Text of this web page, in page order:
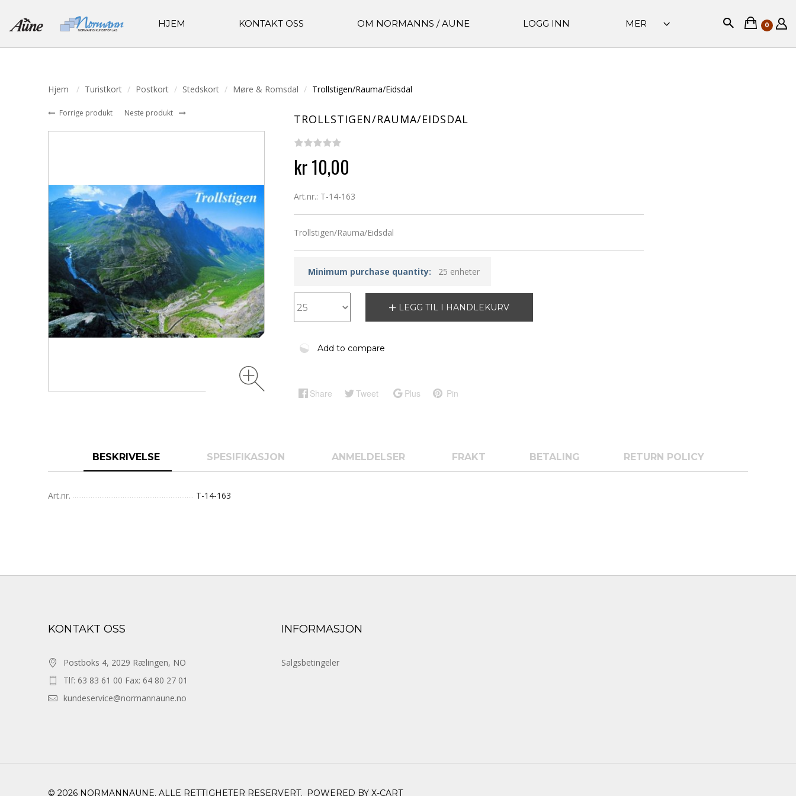
HJEM KONTAKT OSS OM NORMANNS / AUNE LOGG INN MER 0
Hjem Turistkort Postkort Stedskort Møre & Romsdal Trollstigen/Rauma/Eidsdal
Forrige produkt Neste produkt TROLLSTIGEN/RAUMA/EIDSDAL
kr 10,00
Art.nr.: T-14-163
Trollstigen/Rauma/Eidsdal
Minimum purchase quantity: 25 enheter
LEGG TIL I HANDLEKURV
Add to compare
Share Tweet Plus Pin
BESKRIVELSE SPESIFIKASJON ANMELDELSER FRAKT BETALING RETURN POLICY
Art.nr. T-14-163
KONTAKT OSS
Postboks 4, 2029 Rælingen, NO
Tlf: 63 83 61 00 Fax: 64 80 27 01
kundeservice@normannaune.no
INFORMASJON
Salgsbetingeler
© 2026 NORMANNAUNE. ALLE RETTIGHETER RESERVERT. POWERED BY X-CART